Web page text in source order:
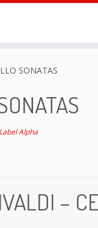
SONATAS
Label Alpha
–